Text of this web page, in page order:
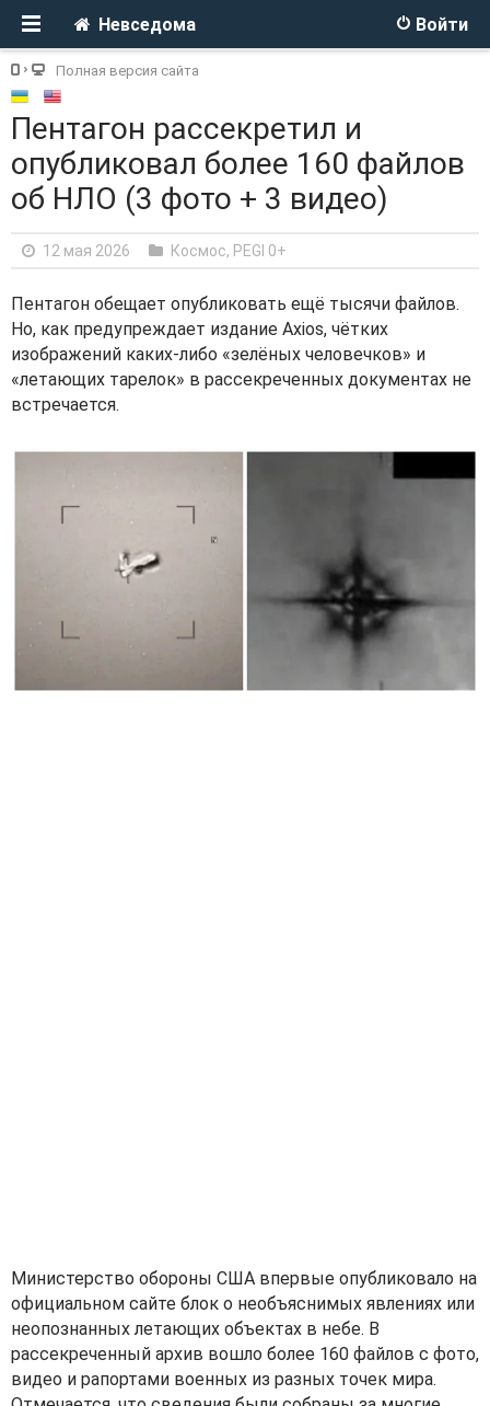
Войти
Невседома
Полная версия сайта
Пентагон рассекретил и
опубликовал более 160 файлов
об НЛО (3 фото + 3 видео)
12 мая 2026 Космос, PEGI 0+
Пентагон обещает опубликовать ещё тысячи файлов.
Но, как предупреждает издание Axios, чётких
изображений каких-либо «зелёных человечков» и
«летающих тарелок» в рассекреченных документах не
встречается.
Министерство обороны США впервые опубликовало на
официальном сайте блок о необъяснимых явлениях или
неопознанных летающих объектах в небе. В
рассекреченный архив вошло более 160 файлов с фото,
видео и рапортами военных из разных точек мира.